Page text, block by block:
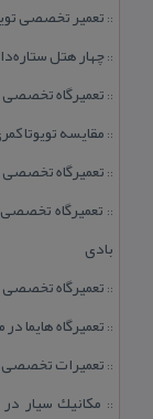
:: تعمیر تخصصی
::چهار هتل‌ ستاره‌دار
::تعمیرگاه تخصصی رنو داستر
:: مقایسه تویوتا
:: تعمیرگاه تخصصی SWM در مشهد | تعمیر موتور، گیربكس و عیب‌یابی برق
:: تعمیرگاه
بادی
:: تعمیرگاه تخصصی چری در مشهد
:: تعمیرگاه
:: تعمیرات
:: مكانیك سیار